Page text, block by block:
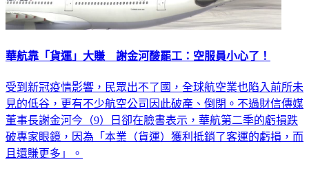
華航靠「貨運」大賺 謝金河酸罷工：空服員小心了！
受到新冠疫情影響，民眾出不了國，全球航空業也陷入前所未
見的低谷，更有不少航空公司因此破產、倒閉。不過財信傳媒
董事長謝金河今（9）日卻在臉書表示，華航第二季的虧損跌
破專家眼鏡，因為「本業（貨運）獲利抵銷了客運的虧損，而
且還賺更多」。